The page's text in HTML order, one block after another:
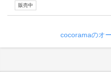
販売中
cocoramaのオ